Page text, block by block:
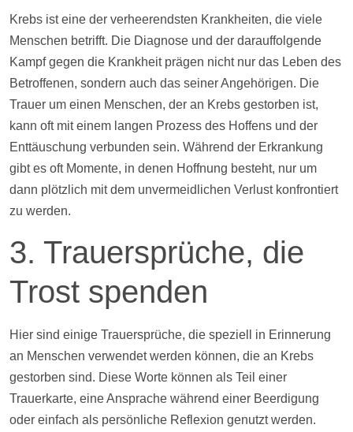
Krebs ist eine der verheerendsten Krankheiten, die viele
Menschen betrifft. Die Diagnose und der darauffolgende
Kampf gegen die Krankheit prägen nicht nur das Leben des
Betroffenen, sondern auch das seiner Angehörigen. Die
Trauer um einen Menschen, der an Krebs gestorben ist,
kann oft mit einem langen Prozess des Hoffens und der
Enttäuschung verbunden sein. Während der Erkrankung
gibt es oft Momente, in denen Hoffnung besteht, nur um
dann plötzlich mit dem unvermeidlichen Verlust konfrontiert
zu werden.
3. Trauersprüche, die
Trost spenden
Hier sind einige Trauersprüche, die speziell in Erinnerung
an Menschen verwendet werden können, die an Krebs
gestorben sind. Diese Worte können als Teil einer
Trauerkarte, eine Ansprache während einer Beerdigung
oder einfach als persönliche Reflexion genutzt werden.